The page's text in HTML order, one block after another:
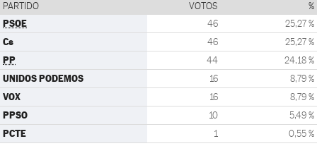
PARTIDO VOTOS %
PSOE 46 25,27 %
Cs 46 25,27 %
PP 44 24,18 %
UNIDOS PODEMOS 16 8,79 %
VOX 16 8,79 %
PPSO 10 5,49 %
PCTE 1 0,55 %